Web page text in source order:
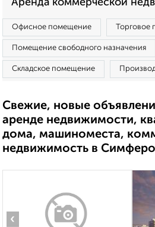
Аренда коммерческой
Офисное помещение Торговое
Помещение свободного назначения
Складское помещение
Свежие, новые
аренде недвижимости,
дома, машиноместа,
недвижимость в
‹